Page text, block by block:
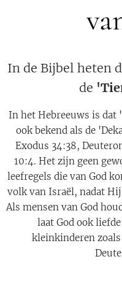
In de Bijbel heten
de
In het Hebreeuws is dat
ook bekend als de
Exodus 34:38,
10:4. Het zijn geen
leefregels die van God
volk van Israël, nadat
Als mensen van God
laat God ook
kleinkinderen